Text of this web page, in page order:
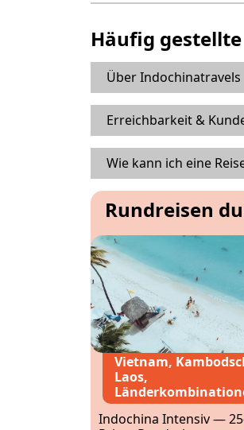
Häufig gestellte
Über Indochinatravels
Erreichbarkeit &
Wie kann ich eine
Rundreisen
Vietnam,
Laos,
Indochina Intensiv —